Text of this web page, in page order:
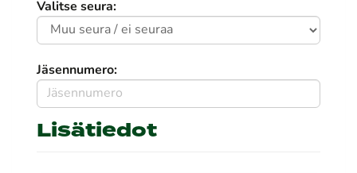
Valitse seura:
Jäsennumero:
Lisätiedot